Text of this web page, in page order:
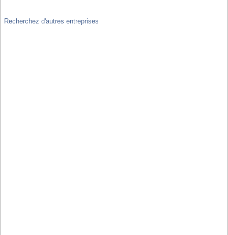
Recherchez d'autres entreprises